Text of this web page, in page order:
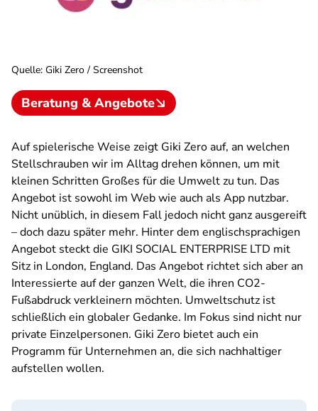
Quelle: Giki Zero / Screenshot
Beratung & Angebote
Auf spielerische Weise zeigt Giki Zero auf, an welchen
Stellschrauben wir im Alltag drehen können, um mit
kleinen Schritten Großes für die Umwelt zu tun. Das
Angebot ist sowohl im Web wie auch als App nutzbar.
Nicht unüblich, in diesem Fall jedoch nicht ganz ausgereift
– doch dazu später mehr. Hinter dem englischsprachigen
Angebot steckt die GIKI SOCIAL ENTERPRISE LTD mit
Sitz in London, England. Das Angebot richtet sich aber an
Interessierte auf der ganzen Welt, die ihren CO2-
Fußabdruck verkleinern möchten. Umweltschutz ist
schließlich ein globaler Gedanke. Im Fokus sind nicht nur
private Einzelpersonen. Giki Zero bietet auch ein
Programm für Unternehmen an, die sich nachhaltiger
aufstellen wollen.